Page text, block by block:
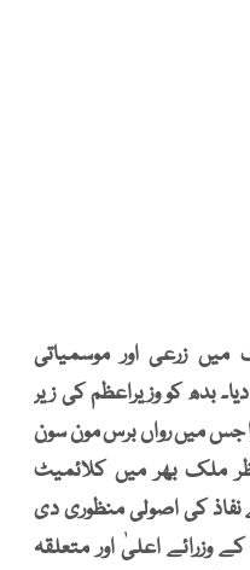
زرعی اور موسمیاتی
بدھ کو وزیراعظم کی زیر
جس میں رواں برس مون سون
ملک بھر میں کلائمیٹ
نفاذ کی اصولی منظوری دی
وزرائے اعلیٰ اور متعلقہ